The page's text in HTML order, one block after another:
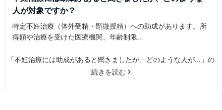
人が対象ですか？
特定不妊治療（体外受精・顕微授精）への助成があります。所
得額や治療を受けた医療機関、年齢制限…
「不妊治療には助成があると聞きましたが、どのような人が…」の
続きを読む